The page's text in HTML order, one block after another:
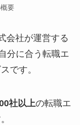
要
会社が運営する
分に合う転職エ
です。
社以上の転職エ